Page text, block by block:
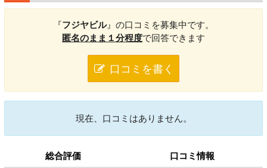
『フジヤビル』の口コミを募集中です。
匿名のまま１分程度で回答できます
口コミを書く
現在、口コミはありません。
総合評価 口コミ情報